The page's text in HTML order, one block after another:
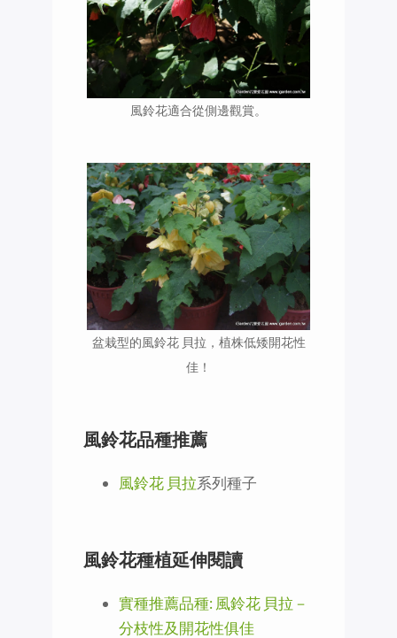
風鈴花適合從側邊觀賞。
盆栽型的風鈴花 貝拉，植株低矮開花性
佳！
風鈴花品種推薦
風鈴花 貝拉系列種子
風鈴花種植延伸閱讀
實種推薦品種: 風鈴花 貝拉－
分枝性及開花性俱佳